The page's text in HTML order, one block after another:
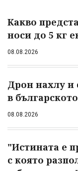
Какво
носи до 5 кг
08.08.2026
Дрон нахлу и
в
08.08.2026
"Истината е
с която